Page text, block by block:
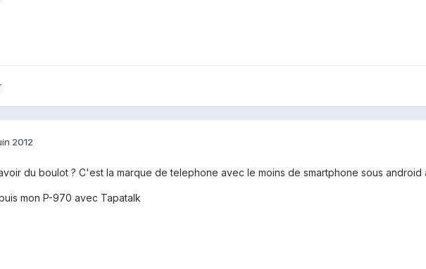
2012
du boulot ? C'est la marque de telephone avec le moins de smartphone sous android
mon P-970 avec Tapatalk